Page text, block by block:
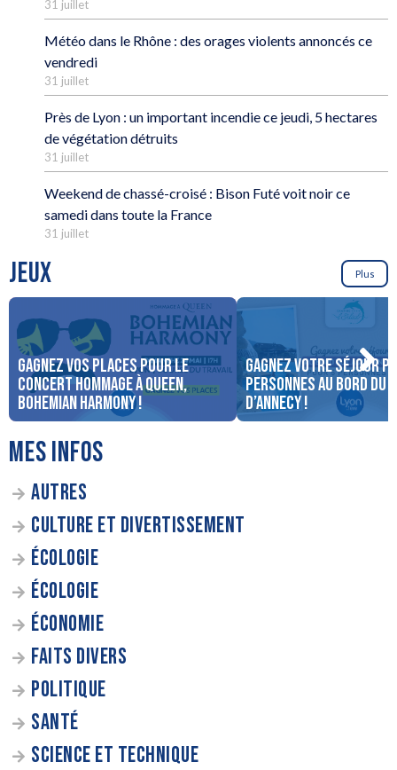
31 juillet
Météo dans le Rhône : des orages violents annoncés ce
vendredi
31 juillet
Près de Lyon : un important incendie ce jeudi, 5 hectares
de végétation détruits
31 juillet
Weekend de chassé-croisé : Bison Futé voit noir ce
samedi dans toute la France
31 juillet
JEUX Plus
Gagnez vos places pour le
concert Hommage à Queen,
Bohemian Harmony !
Gagnez votre séjour
personnes au bord du
d’Annecy !
MES INFOS
AUTRES
CULTURE ET DIVERTISSEMENT
ÉCOLOGIE
ÉCOLOGIE
ÉCONOMIE
FAITS DIVERS
POLITIQUE
SANTÉ
SCIENCE ET TECHNIQUE